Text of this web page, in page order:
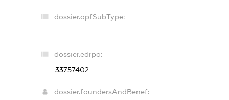
dossier.opfSubType:
-
dossier.edrpo:
33757402
dossier.foundersAndBenef: